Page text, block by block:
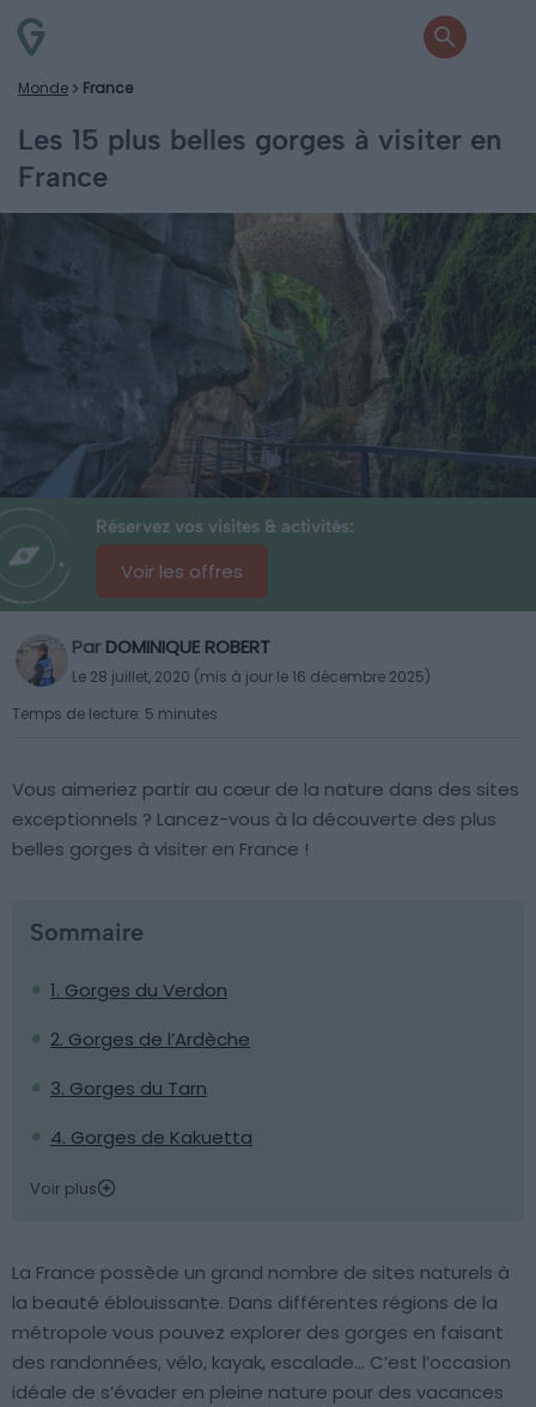
Monde France
Les 15 plus belles gorges à visiter en
France
Réservez vos visites & activités:
Voir les offres
Par DOMINIQUE ROBERT
Le 28 juillet, 2020 (mis à jour le 16 décembre 2025)
Temps de lecture: 5 minutes
Vous aimeriez partir au cœur de la nature dans des sites
exceptionnels ? Lancez-vous à la découverte des plus
belles gorges à visiter en France !
Sommaire
1. Gorges du Verdon
2. Gorges de l’Ardèche
3. Gorges du Tarn
4. Gorges de Kakuetta
Voir plus
La France possède un grand nombre de sites naturels à
la beauté éblouissante. Dans différentes régions de la
métropole vous pouvez explorer des gorges en faisant
des randonnées, vélo, kayak, escalade… C’est l’occasion
idéale de s’évader en pleine nature pour des vacances